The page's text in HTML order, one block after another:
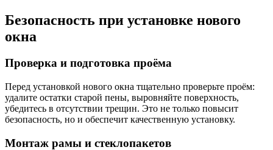
Безопасность при установке нового
окна
Проверка и подготовка проёма
Перед установкой нового окна тщательно проверьте проём:
удалите остатки старой пены, выровняйте поверхность,
убедитесь в отсутствии трещин. Это не только повысит
безопасность, но и обеспечит качественную установку.
Монтаж рамы и стеклопакетов